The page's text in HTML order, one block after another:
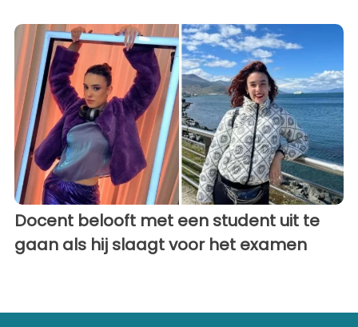
Docent belooft met een student uit te
gaan als hij slaagt voor het examen